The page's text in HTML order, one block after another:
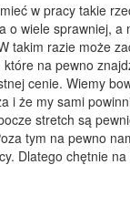
w pracy takie
o wiele sprawniej, a
takim razie może
na pewno
cenie. Wiemy
i że my sami
stretch są
tym na pewno
Dlatego chętnie